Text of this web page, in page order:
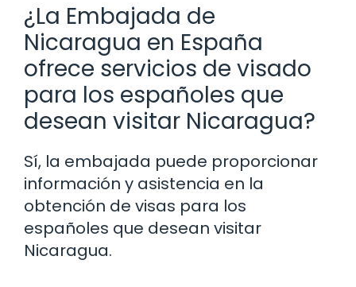
¿La Embajada de
Nicaragua en España
ofrece servicios de visado
para los españoles que
desean visitar Nicaragua?
Sí, la embajada puede proporcionar
información y asistencia en la
obtención de visas para los
españoles que desean visitar
Nicaragua.